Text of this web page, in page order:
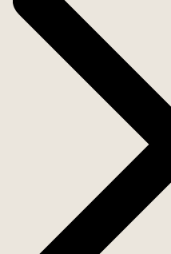
praktisk funktionalitet
skapar en oslagbar